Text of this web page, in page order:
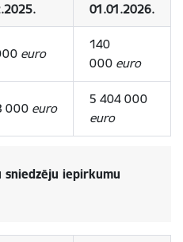
01.01.2026.
euro
140
000 euro
000 euro
5 404 000
euro
sniedzēju iepirkumu